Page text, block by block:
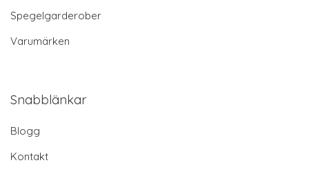
Spegelgarderober
Varumärken
Snabblänkar
Blogg
Kontakt